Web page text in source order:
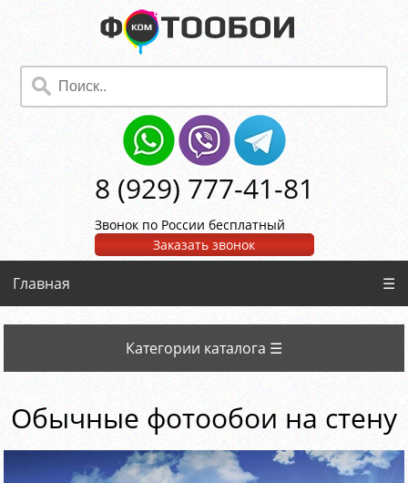
8 (929) 777-41-81
Звонок по России бесплатный
Заказать звонок
Главная ☰
Категории каталога ☰
Обычные фотообои на стену